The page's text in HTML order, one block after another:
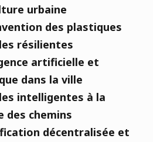
urbaine
des plastiques
résilientes
artificielle et
dans la ville
intelligentes à la
des chemins
décentralisée et